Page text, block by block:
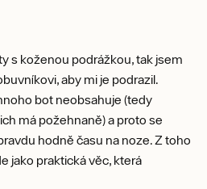
s koženou podrážkou, tak jsem
aby mi je podrazil.
bot neobsahuje (tedy
má požehnaně) a proto se
hodně času na noze. Z toho
jako praktická věc, která